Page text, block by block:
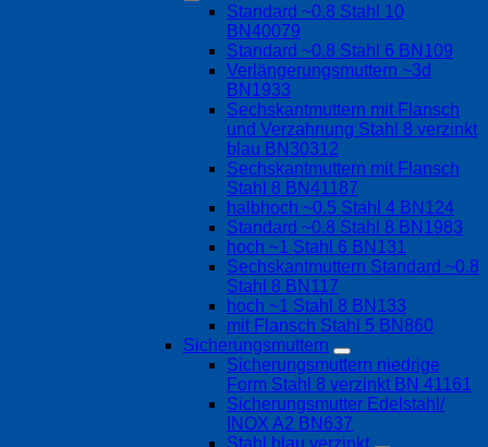
Standard ~0.8 Stahl 10
BN40079
Standard ~0.8 Stahl 6 BN109
Verlängerungsmuttern ~3d
BN1933
Sechskantmuttern mit Flansch
und Verzahnung Stahl 8 verzinkt
blau BN30312
Sechskantmuttern mit Flansch
Stahl 8 BN41187
halbhoch ~0.5 Stahl 4 BN124
Standard ~0.8 Stahl 8 BN1983
hoch ~1 Stahl 6 BN131
Sechskantmuttern Standard ~0.8
Stahl 8 BN117
hoch ~1 Stahl 8 BN133
mit Flansch Stahl 5 BN860
Sicherungsmuttern
Sicherungsmuttern niedrige
Form Stahl 8 verzinkt BN 41161
Sicherungsmutter Edelstahl/
INOX A2 BN637
Stahl blau verzinkt